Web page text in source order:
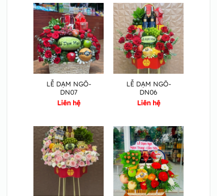
LỄ DẠM NGÕ-
DN07
Liên hệ
LỄ DẠM NGÕ-
DN06
Liên hệ